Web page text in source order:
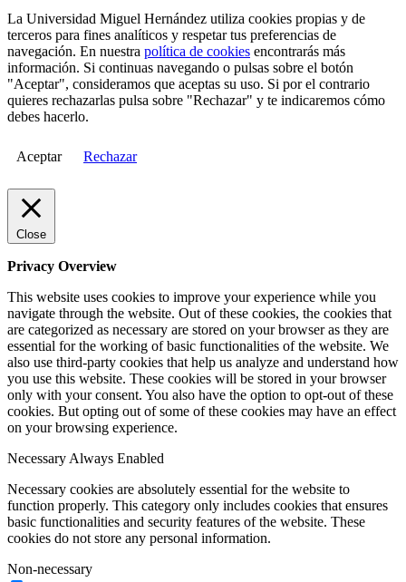
La Universidad Miguel Hernández utiliza cookies propias y de
terceros para fines analíticos y respetar tus preferencias de
navegación. En nuestra política de cookies encontrarás más
información. Si continuas navegando o pulsas sobre el botón
"Aceptar", consideramos que aceptas su uso. Si por el contrario
quieres rechazarlas pulsa sobre "Rechazar" y te indicaremos cómo
debes hacerlo.
Aceptar Rechazar
Close
Privacy Overview
This website uses cookies to improve your experience while you
navigate through the website. Out of these cookies, the cookies that
are categorized as necessary are stored on your browser as they are
essential for the working of basic functionalities of the website. We
also use third-party cookies that help us analyze and understand how
you use this website. These cookies will be stored in your browser
only with your consent. You also have the option to opt-out of these
cookies. But opting out of some of these cookies may have an effect
on your browsing experience.
Necessary Always Enabled
Necessary cookies are absolutely essential for the website to
function properly. This category only includes cookies that ensures
basic functionalities and security features of the website. These
cookies do not store any personal information.
Non-necessary